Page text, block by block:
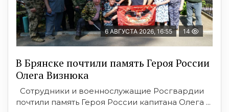
6 АВГУСТА 2026, 16:55 14
В Брянске почтили память Героя России
Олега Визнюка
Сотрудники и военнослужащие Росгвардии
почтили память Героя России капитана Олега ...